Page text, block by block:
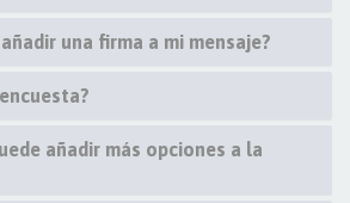
una firma a mi mensaje?
añadir más opciones a la